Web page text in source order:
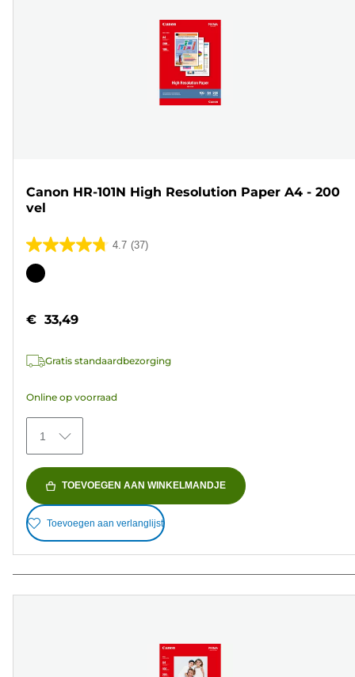
Canon HR-101N High Resolution Paper A4 - 200
vel
4.7 (37)
4.7
van
sterren.
beoordelingen
Kleurencartridge
€ 33,49
Gratis standaardbezorging
Online op voorraad
1
TOEVOEGEN AAN WINKELMANDJE
Toevoegen aan verlanglijst